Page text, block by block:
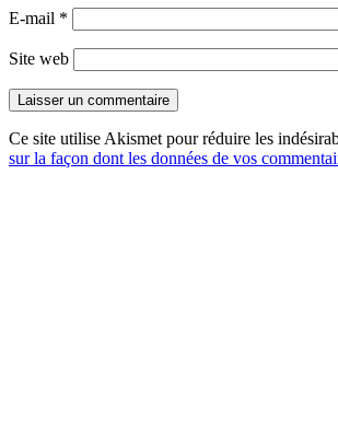
E-mail *
Site web
Ce site utilise Akismet pour réduire les
sur la façon dont les données de vos